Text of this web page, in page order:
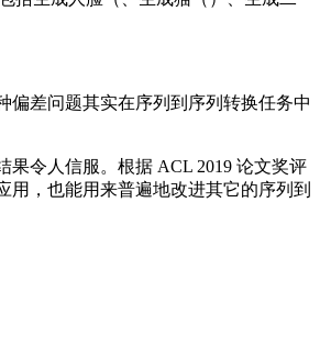
差问题其实在序列到序列转换任务中
令人信服。根据 ACL 2019 论文奖评
，也能用来普遍地改进其它的序列到